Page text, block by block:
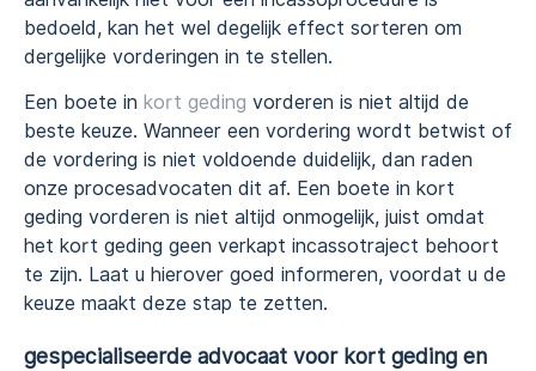
bedoeld, kan het wel degelijk effect sorteren om
dergelijke vorderingen in te stellen.
Een boete in kort geding vorderen is niet altijd de
beste keuze. Wanneer een vordering wordt betwist of
de vordering is niet voldoende duidelijk, dan raden
onze procesadvocaten dit af. Een boete in kort
geding vorderen is niet altijd onmogelijk, juist omdat
het kort geding geen verkapt incassotraject behoort
te zijn. Laat u hierover goed informeren, voordat u de
keuze maakt deze stap te zetten.
gespecialiseerde advocaat voor kort geding en